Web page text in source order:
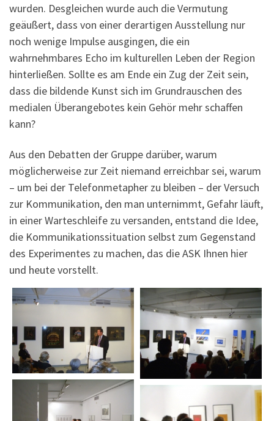
wurden. Desgleichen wurde auch die Vermutung
geäußert, dass von einer derartigen Ausstellung nur
noch wenige Impulse ausgingen, die ein
wahrnehmbares Echo im kulturellen Leben der Region
hinterließen. Sollte es am Ende ein Zug der Zeit sein,
dass die bildende Kunst sich im Grundrauschen des
medialen Überangebotes kein Gehör mehr schaffen
kann?
Aus den Debatten der Gruppe darüber, warum
möglicherweise zur Zeit niemand erreichbar sei, warum
– um bei der Telefonmetapher zu bleiben – der Versuch
zur Kommunikation, den man unternimmt, Gefahr läuft,
in einer Warteschleife zu versanden, entstand die Idee,
die Kommunikationssituation selbst zum Gegenstand
des Experimentes zu machen, das die ASK Ihnen hier
und heute vorstellt.